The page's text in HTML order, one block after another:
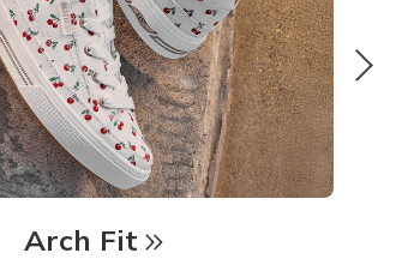
Arch Fit